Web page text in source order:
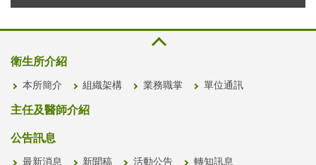
衛生所介紹
本所簡介 組織架構 業務職掌 單位通訊
主任及醫師介紹
公告訊息
最新消息 新聞稿 活動公告 轉知訊息